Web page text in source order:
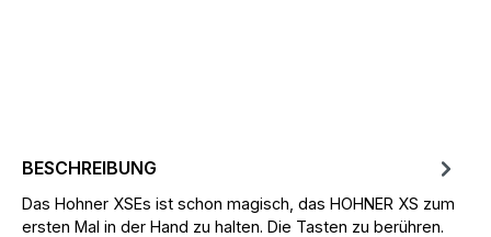
BESCHREIBUNG
Das Hohner XSEs ist schon magisch, das HOHNER XS zum
ersten Mal in der Hand zu halten. Die Tasten zu berühren.